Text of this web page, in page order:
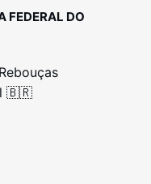
FEDERAL DO
🇧🇷